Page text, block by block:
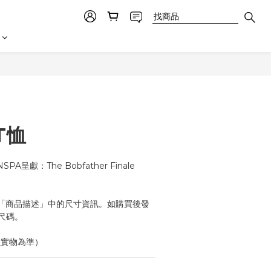
恤
呈獻：The Bobfather Finale
商品描述」中的尺寸資訊。如購買後發
。
物為準）